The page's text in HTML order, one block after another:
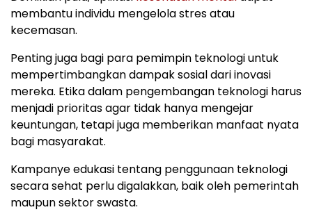
membantu individu mengelola stres atau
kecemasan.
Penting juga bagi para pemimpin teknologi untuk
mempertimbangkan dampak sosial dari inovasi
mereka. Etika dalam pengembangan teknologi harus
menjadi prioritas agar tidak hanya mengejar
keuntungan, tetapi juga memberikan manfaat nyata
bagi masyarakat.
Kampanye edukasi tentang penggunaan teknologi
secara sehat perlu digalakkan, baik oleh pemerintah
maupun sektor swasta.